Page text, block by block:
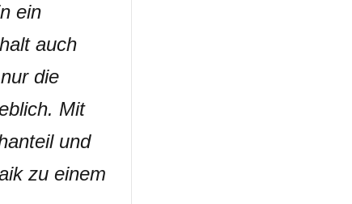
ein
auch
die
Mit
und
zu einem